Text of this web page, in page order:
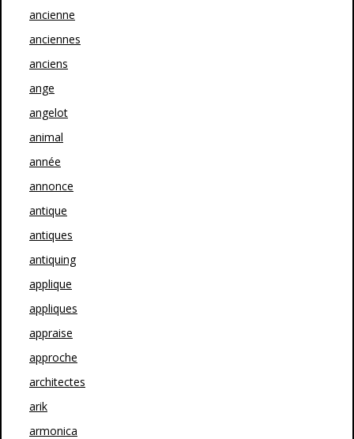
ancienne
anciennes
anciens
ange
angelot
animal
année
annonce
antique
antiques
antiquing
applique
appliques
appraise
approche
architectes
arik
armonica